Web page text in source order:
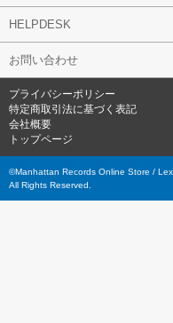
HELPDESK
お問い合わせ
プライバシーポリシー
特定商取引法に基づく表記
会社概要
トップページ
©Manhattan Records Online Store /
All Rights Reserved.